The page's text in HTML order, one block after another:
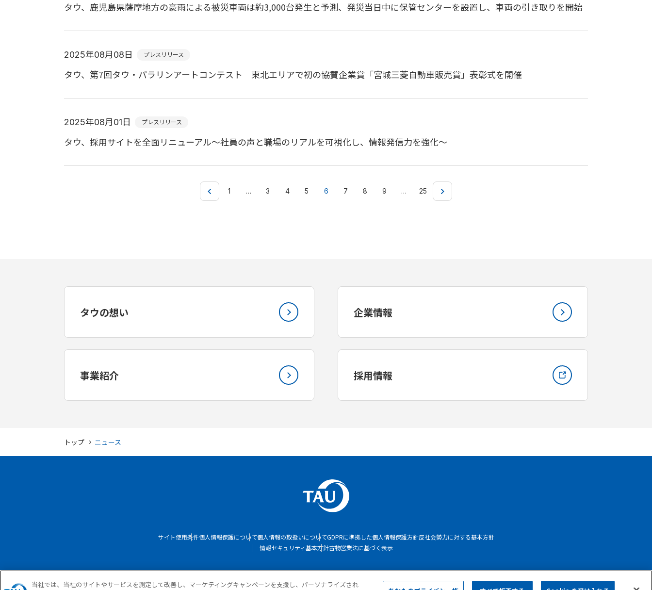
タウ、鹿児島県薩摩地方の豪雨による被災車両は約3,000台発生と予測、発災当日中に保管センターを設置し、車両の引き取りを開始
2025年08月08日 プレスリリース
タウ、第7回タウ・パラリンアートコンテスト 東北エリアで初の協賛企業賞「宮城三菱自動車販売賞」表彰式を開催
2025年08月01日 プレスリリース
タウ、採用サイトを全面リニューアル～社員の声と職場のリアルを可視化し、情報発信力を強化～
1 … 3 4 5 6 7 8 9 … 25
タウの想い 企業情報
事業紹介 採用情報
トップ ニュース
サイト使用条件個人情報保護について個人情報の取扱いについてGDPRに準拠した個人情報保護方針反社会勢力に対する基本方針
情報セキュリティ基本方針古物営業法に基づく表示
Copyright © TAU Corporation. All Rights Reserved.
当社では、当社のサイトやサービスを測定して改善し、マーケティングキャンペーンを支援し、パーソナライズされ